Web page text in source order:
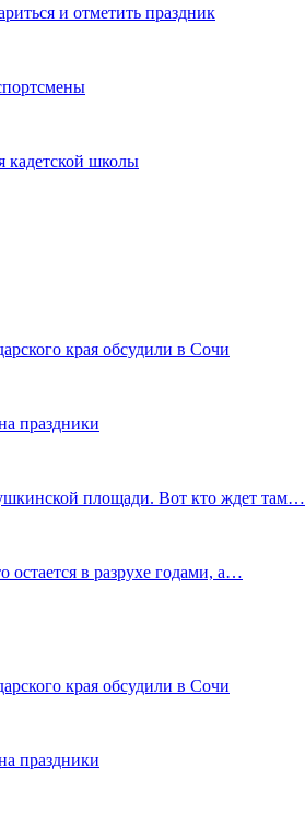
и отметить праздник
кадетской школы
края обсудили в Сочи
праздники
площади. Вот кто ждет там…
остается в разрухе годами, а…
края обсудили в Сочи
праздники